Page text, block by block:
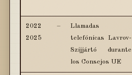
2022 –
2025
Llamadas
telefónicas Lavrov-
Szijjártó durante
los Consejos UE